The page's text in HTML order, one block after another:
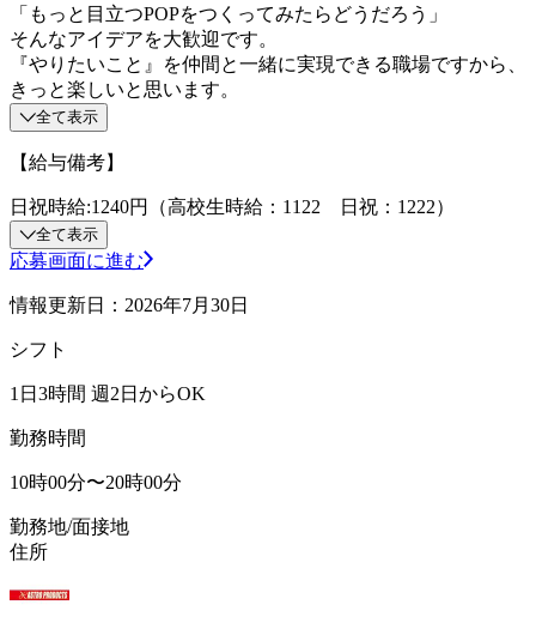
「もっと目立つPOPをつくってみたらどうだろう」
そんなアイデアを大歓迎です。
『やりたいこと』を仲間と一緒に実現できる職場ですから、
きっと楽しいと思います。
全て表示
【給与備考】
日祝時給:1240円（高校生時給：1122 日祝：1222）
全て表示
応募画面に進む
情報更新日：2026年7月30日
シフト
1日3時間 週2日からOK
勤務時間
10時00分〜20時00分
勤務地/面接地
住所